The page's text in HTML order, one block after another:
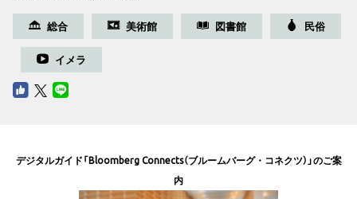
総合 美術館 図書館 民俗
イメラ
デジタルガイド「Bloomberg Connects（ブルームバーグ・コネクツ）」のご案
内